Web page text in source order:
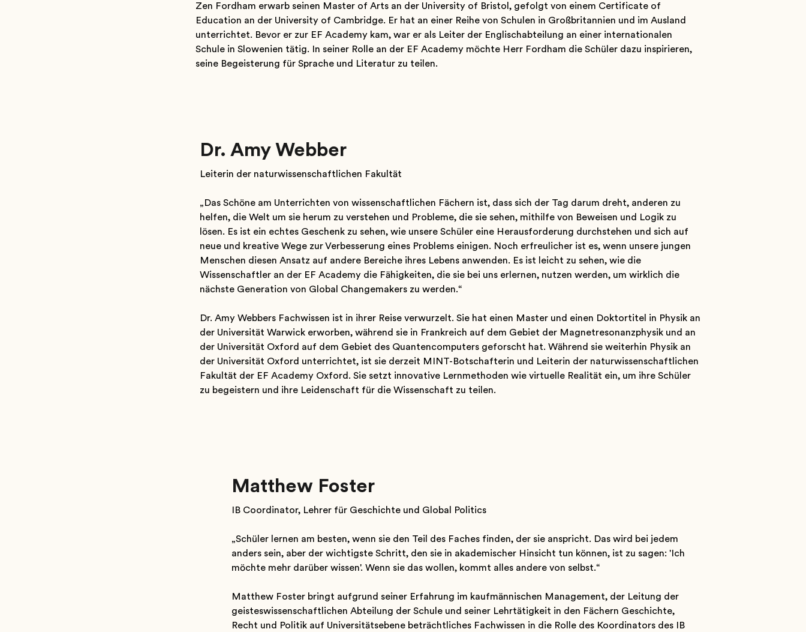
Zen Fordham erwarb seinen Master of Arts an der University of Bristol, gefolgt von einem Certificate of
Education an der University of Cambridge. Er hat an einer Reihe von Schulen in Großbritannien und im Ausland
unterrichtet. Bevor er zur EF Academy kam, war er als Leiter der Englischabteilung an einer internationalen
Schule in Slowenien tätig. In seiner Rolle an der EF Academy möchte Herr Fordham die Schüler dazu inspirieren,
seine Begeisterung für Sprache und Literatur zu teilen.
Dr. Amy Webber
Leiterin der naturwissenschaftlichen Fakultät
„Das Schöne am Unterrichten von wissenschaftlichen Fächern ist, dass sich der Tag darum dreht, anderen zu
helfen, die Welt um sie herum zu verstehen und Probleme, die sie sehen, mithilfe von Beweisen und Logik zu
lösen. Es ist ein echtes Geschenk zu sehen, wie unsere Schüler eine Herausforderung durchstehen und sich auf
neue und kreative Wege zur Verbesserung eines Problems einigen. Noch erfreulicher ist es, wenn unsere jungen
Menschen diesen Ansatz auf andere Bereiche ihres Lebens anwenden. Es ist leicht zu sehen, wie die
Wissenschaftler an der EF Academy die Fähigkeiten, die sie bei uns erlernen, nutzen werden, um wirklich die
nächste Generation von Global Changemakers zu werden.“
Dr. Amy Webbers Fachwissen ist in ihrer Reise verwurzelt. Sie hat einen Master und einen Doktortitel in Physik an
der Universität Warwick erworben, während sie in Frankreich auf dem Gebiet der Magnetresonanzphysik und an
der Universität Oxford auf dem Gebiet des Quantencomputers geforscht hat. Während sie weiterhin Physik an
der Universität Oxford unterrichtet, ist sie derzeit MINT-Botschafterin und Leiterin der naturwissenschaftlichen
Fakultät der EF Academy Oxford. Sie setzt innovative Lernmethoden wie virtuelle Realität ein, um ihre Schüler
zu begeistern und ihre Leidenschaft für die Wissenschaft zu teilen.
Matthew Foster
IB Coordinator, Lehrer für Geschichte und Global Politics
„Schüler lernen am besten, wenn sie den Teil des Faches finden, der sie anspricht. Das wird bei jedem
anders sein, aber der wichtigste Schritt, den sie in akademischer Hinsicht tun können, ist zu sagen: 'Ich
möchte mehr darüber wissen'. Wenn sie das wollen, kommt alles andere von selbst.“
Matthew Foster bringt aufgrund seiner Erfahrung im kaufmännischen Management, der Leitung der
geisteswissenschaftlichen Abteilung der Schule und seiner Lehrtätigkeit in den Fächern Geschichte,
Recht und Politik auf Universitätsebene beträchtliches Fachwissen in die Rolle des Koordinators des IB